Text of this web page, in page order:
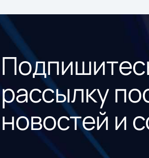
рассылку
новостей и